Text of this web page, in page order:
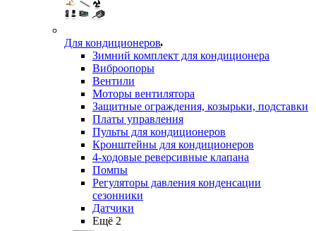
Для кондиционеров
Зимний комплект для кондиционера
Виброопоры
Вентили
Моторы вентилятора
Защитные ограждения, козырьки, подставки
Платы управления
Пульты для кондиционеров
Кронштейны для кондиционеров
4-ходовые реверсивные клапана
Помпы
Регуляторы давления конденсации
сезонники
Датчики
Ещё 2